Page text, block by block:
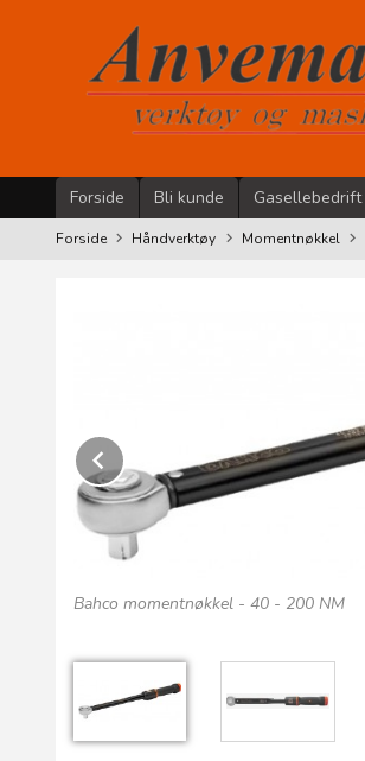
Forside Bli kunde Gasellebedrift
Forside Håndverktøy Momentnøkkel
Bahco momentnøkkel - 40 - 200 NM